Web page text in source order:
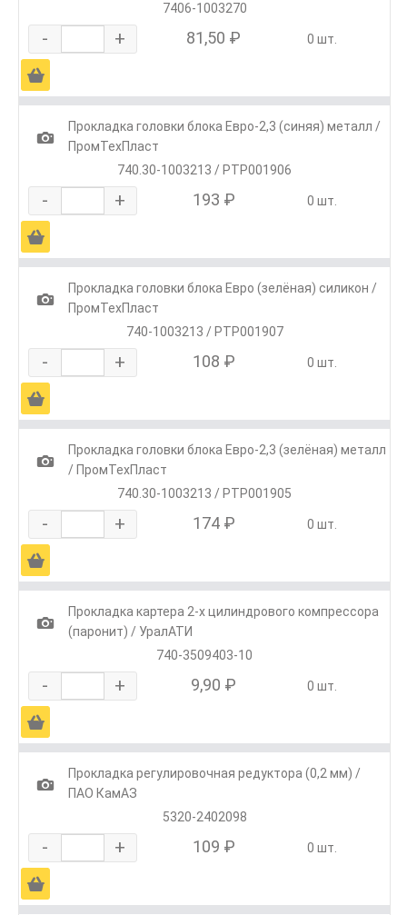
7406-1003270
- + 81,50 ₽ 0 шт.
Ä
1
Прокладка головки блока Евро-2,3 (синяя) металл /
ПромТехПласт
740.30-1003213 / РТР001906
- + 193 ₽ 0 шт.
Ä
1
Прокладка головки блока Евро (зелёная) силикон /
ПромТехПласт
740-1003213 / РТР001907
- + 108 ₽ 0 шт.
Ä
1
Прокладка головки блока Евро-2,3 (зелёная) металл
/ ПромТехПласт
740.30-1003213 / РТР001905
- + 174 ₽ 0 шт.
Ä
1
Прокладка картера 2-х цилиндрового компрессора
(паронит) / УралАТИ
740-3509403-10
- + 9,90 ₽ 0 шт.
Ä
1
Прокладка регулировочная редуктора (0,2 мм) /
ПАО КамАЗ
5320-2402098
- + 109 ₽ 0 шт.
Ä